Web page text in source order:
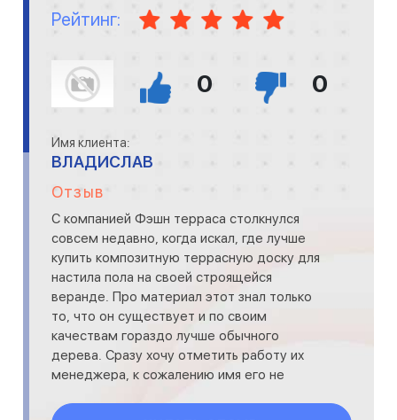
Рейтинг:
0 0
Имя клиента:
ВЛАДИСЛАВ
Отзыв
С компанией Фэшн терраса столкнулся
совсем недавно, когда искал, где лучше
купить композитную террасную доску для
настила пола на своей строящейся
веранде. Про материал этот знал только
то, что он существует и по своим
качествам гораздо лучше обычного
дерева. Сразу хочу отметить работу их
менеджера, к сожалению имя его не
профессионал. Быстр